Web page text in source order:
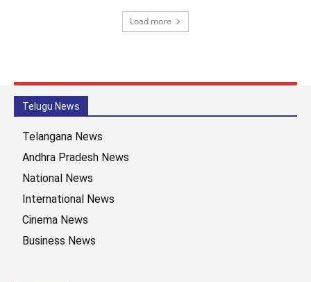
Load more
Telugu News
Telangana News
Andhra Pradesh News
National News
International News
Cinema News
Business News